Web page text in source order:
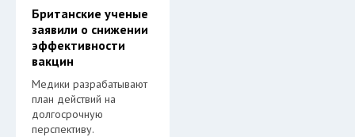
Британские ученые
заявили о снижении
эффективности
вакцин
Медики разрабатывают
план действий на
долгосрочную
перспективу.